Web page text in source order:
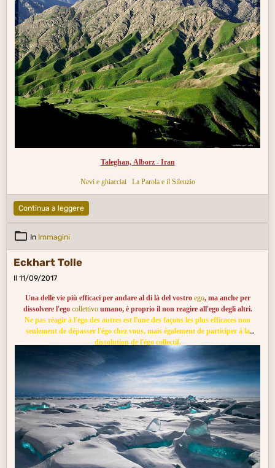
Taleghan, Alborz - Iran
Nevi e ghiacciai La Parola e il Silenzio
Continua a leggere
In Immagini
Eckhart Tolle
Il 11/09/2017
Una delle vie più efficaci per andare al di là del vostro ego, ma anche per
dissolvere l'ego collettivoumano, è proprio il non reagire all'ego degli altri.
Ne pas réagir à l'ego des autres est l'une des façons les plus efficaces non
seulement de dépasser l'égo chez vous, mais également de participer à la
dissolution de l'égo collectif.